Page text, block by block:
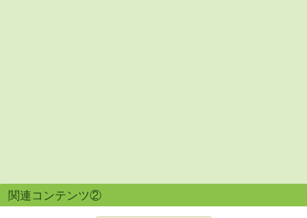
関連コンテンツ②